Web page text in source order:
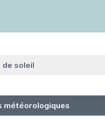
de soleil
météorologiques